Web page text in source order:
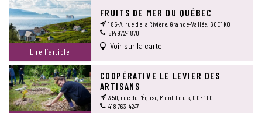
Lire l’article
FRUITS DE MER DU QUÉBEC
185-A, rue de la Rivière, Grande-Vallée, G0E 1K0
514 972-1870
Voir sur la carte
COOPÉRATIVE LE LEVIER DES
ARTISANS
350, rue de l’Église, Mont-Louis, G0E 1T0
418 763-4247